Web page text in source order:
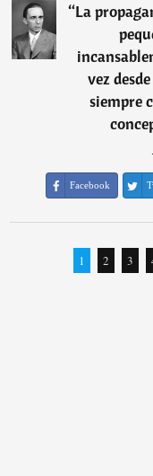
“La
vez
siempre
Facebook
1 2 3